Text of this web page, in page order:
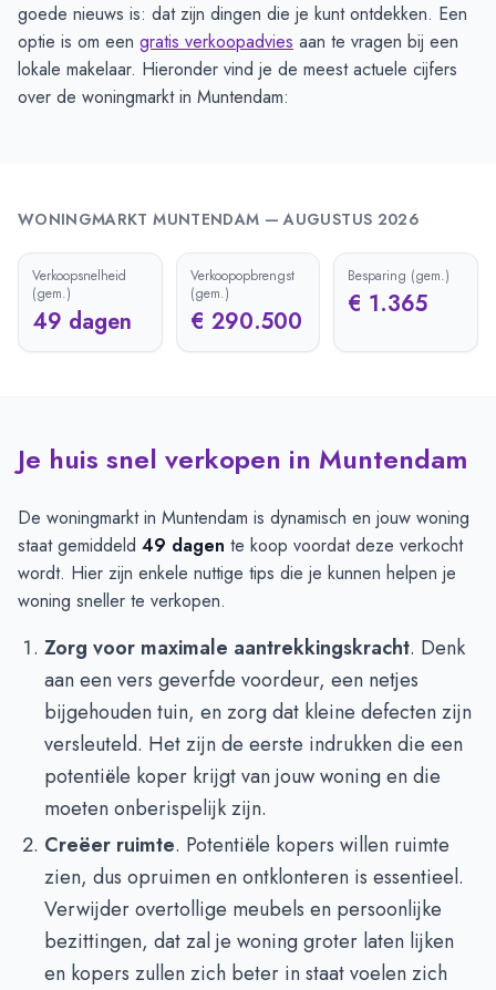
goede nieuws is: dat zijn dingen die je kunt ontdekken. Een
optie is om een gratis verkoopadvies aan te vragen bij een
lokale makelaar. Hieronder vind je de meest actuele cijfers
over de woningmarkt in Muntendam:
WONINGMARKTMUNTENDAM —AUGUSTUS 2026
Verkoopsnelheid
(gem.)
49 dagen
Verkoopopbrengst
(gem.)
€ 290.500
Besparing (gem.)
€ 1.365
Je huis snel verkopen in Muntendam
De woningmarkt in Muntendam is dynamisch en jouw woning
staat gemiddeld 49 dagen te koop voordat deze verkocht
wordt. Hier zijn enkele nuttige tips die je kunnen helpen je
woning sneller te verkopen.
Zorg voor maximale aantrekkingskracht. Denk
aan een vers geverfde voordeur, een netjes
bijgehouden tuin, en zorg dat kleine defecten zijn
versleuteld. Het zijn de eerste indrukken die een
potentiële koper krijgt van jouw woning en die
moeten onberispelijk zijn.
Creëer ruimte. Potentiële kopers willen ruimte
zien, dus opruimen en ontklonteren is essentieel.
Verwijder overtollige meubels en persoonlijke
bezittingen, dat zal je woning groter laten lijken
en kopers zullen zich beter in staat voelen zich